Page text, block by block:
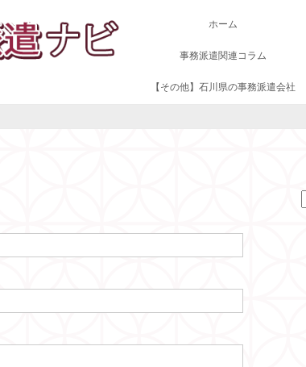
ホーム
事務派遣関連コラム
【その他】石川県の事務派遣会社